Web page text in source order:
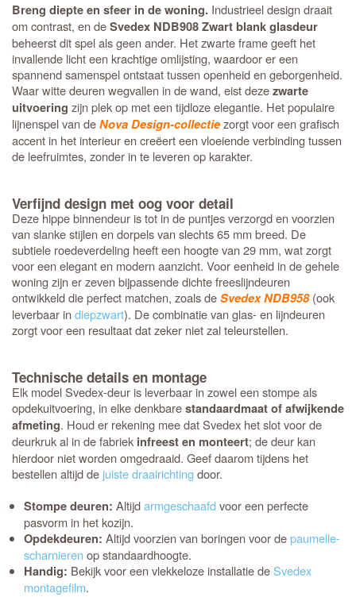
Breng diepte en sfeer in de woning. Industrieel design draait
om contrast, en deSvedex NDB908 Zwart blank glasdeur
beheerst dit spel als geen ander. Het zwarte frame geeft het
invallende licht een krachtige omlijsting, waardoor er een
spannend samenspel ontstaat tussen openheid en geborgenheid.
Waar witte deuren wegvallen in de wand, eist dezezwarte
uitvoering zijn plek op met een tijdloze elegantie. Het populaire
lijnenspel van deNova Design-collectiezorgt voor een grafisch
accent in het interieur en creëert een vloeiende verbinding tussen
de leefruimtes, zonder in te leveren op karakter.
Verfijnd design met oog voor detail
Deze hippe binnendeur is tot in de puntjes verzorgd en voorzien
van slanke stijlen en dorpels van slechts 65 mm breed. De
subtiele roedeverdeling heeft een hoogte van 29 mm, wat zorgt
voor een elegant en modern aanzicht. Voor eenheid in de gehele
woning zijn er zeven bijpassende dichte freeslijndeuren
ontwikkeld die perfect matchen, zoals deSvedex NDB958(ook
leverbaar indiepzwart). De combinatie van glas- en lijndeuren
zorgt voor een resultaat dat zeker niet zal teleurstellen.
Technische details en montage
Elk model Svedex-deur is leverbaar in zowel een stompe als
opdekuitvoering, in elke denkbarestandaardmaat of afwijkende
afmeting. Houd er rekening mee dat Svedex het slot voor de
deurkruk al in de fabriek infreest en monteert; de deur kan
hierdoor niet worden omgedraaid. Geef daarom tijdens het
bestellen altijd de juiste draairichtingdoor.
Stompe deuren: Altijdarmgeschaafdvoor een perfecte
pasvorm in het kozijn.
Opdekdeuren: Altijd voorzien van boringen voor depaumelle-
scharnieren op standaardhoogte.
Handig: Bekijk voor een vlekkeloze installatie deSvedex
montagefilm.